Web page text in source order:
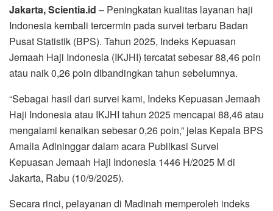
Jakarta, Scientia.id – Peningkatan kualitas layanan haji
Indonesia kembali tercermin pada survei terbaru Badan
Pusat Statistik (BPS). Tahun 2025, Indeks Kepuasan
Jemaah Haji Indonesia (IKJHI) tercatat sebesar 88,46 poin
atau naik 0,26 poin dibandingkan tahun sebelumnya.
“Sebagai hasil dari survei kami, Indeks Kepuasan Jemaah
Haji Indonesia atau IKJHI tahun 2025 mencapai 88,46 atau
mengalami kenaikan sebesar 0,26 poin,” jelas Kepala BPS
Amalia Adininggar dalam acara Publikasi Survei
Kepuasan Jemaah Haji Indonesia 1446 H/2025 M di
Jakarta, Rabu (10/9/2025).
Secara rinci, pelayanan di Madinah memperoleh indeks